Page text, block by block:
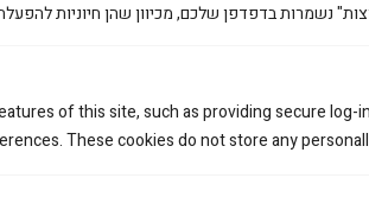
נשמרות בדפדפן שלכם, מכיוון שהן חיוניות
of this site, such as providing secure log-
These cookies do not store any